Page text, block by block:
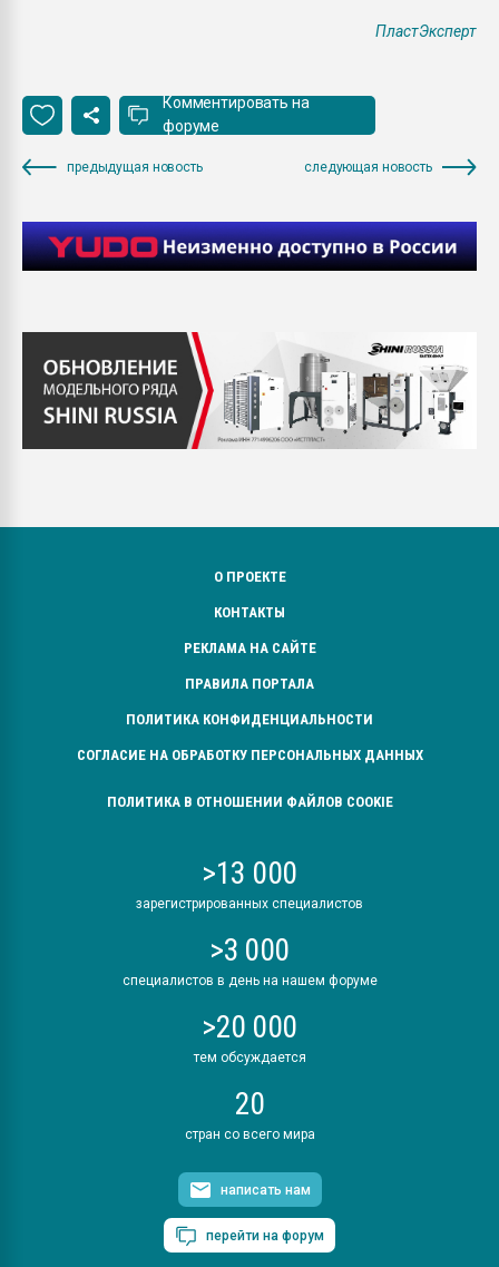
ПластЭксперт
Комментировать на
форуме
предыдущая новость следующая новость
О ПРОЕКТЕ
КОНТАКТЫ
РЕКЛАМА НА САЙТЕ
ПРАВИЛА ПОРТАЛА
ПОЛИТИКА КОНФИДЕНЦИАЛЬНОСТИ
СОГЛАСИЕ НА ОБРАБОТКУ ПЕРСОНАЛЬНЫХ ДАННЫХ
ПОЛИТИКА В ОТНОШЕНИИ ФАЙЛОВ COOKIE
>13 000
зарегистрированных специалистов
>3 000
специалистов в день на нашем форуме
>20 000
тем обсуждается
20
стран со всего мира
написать нам
перейти на форум